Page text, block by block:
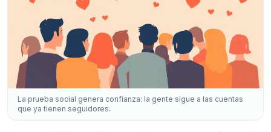
La prueba social genera confianza: la gente sigue a las cuentas
que ya tienen seguidores.